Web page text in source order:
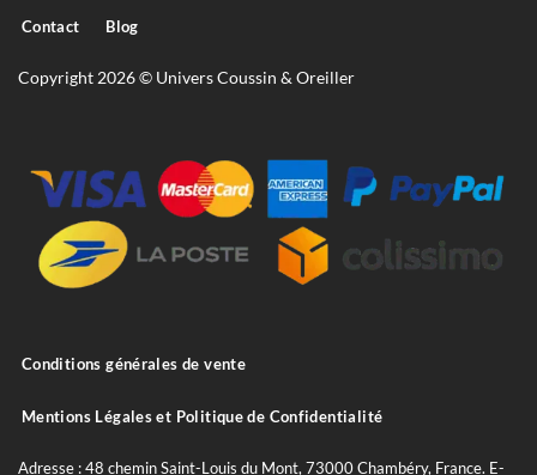
Contact Blog
Copyright 2026 © Univers Coussin & Oreiller
Conditions générales de vente
Mentions Légales et Politique de Confidentialité
Adresse : 48 chemin Saint-Louis du Mont, 73000 Chambéry, France. E-